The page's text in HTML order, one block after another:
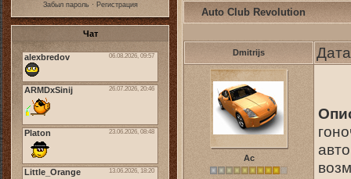
Забыл пароль· Регистрация
Чат
Auto Club Revolution
Dmitrijs
Ас